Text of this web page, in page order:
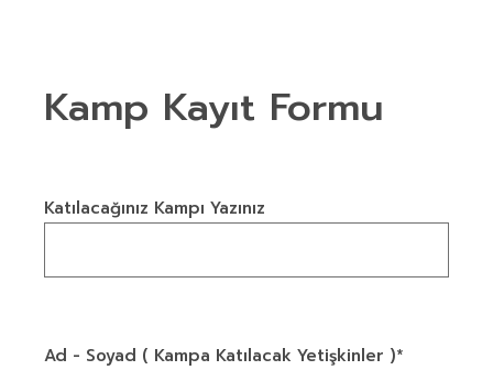
Kamp Kayıt Formu
Katılacağınız Kampı Yazınız
Ad - Soyad ( Kampa Katılacak Yetişkinler )*